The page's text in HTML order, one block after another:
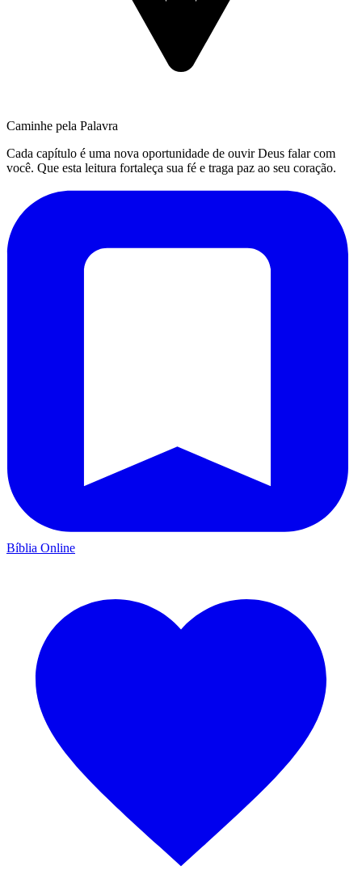
Caminhe pela Palavra
Cada capítulo é uma nova oportunidade de ouvir Deus falar com
você. Que esta leitura fortaleça sua fé e traga paz ao seu coração.
Bíblia Online